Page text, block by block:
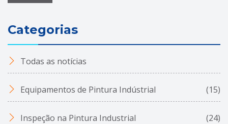
Categorias
Todas as notícias
Equipamentos de Pintura Indústrial (15)
Inspeção na Pintura Industrial (24)